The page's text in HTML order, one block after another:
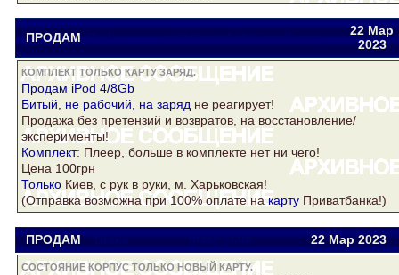
ПРОДАМ Drake yuriytimoschuk@gmail.com
22 Мар
2023
КОМПЛЕКТ ТОЛЬКО КАРТУ ЗАРЯД.
Продам iPod 4/8Gb
Битый, не рабочий, на заряд не реагирует!
Продажа без претензий и возвратов, на восстановление/
эксперименты!
Комплект: Плеер, больше в комплекте нет ни чего!
Цена 100грн
Только Киев, с рук в руки, м. Харьковская!
(Отправка возможна при 100% оплате накарту Приватбанка!)
ПРОДАМ Drake drake@i.ua 22 Мар2023
СОСТОЯНИЕ КОРПУС ТОЛЬКО НОВЫЙ КАРТУ.